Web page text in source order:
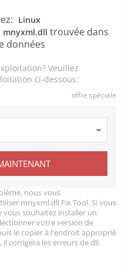
Linux
mnyxml.dll trouvée dans
données
Veuillez
ci-dessous:
offre spéciale
nous vous
mnyxml.dll Fix Tool. Si vous
vous souhaitez installer un
votre version de
le copier à l'endroit approprié
corrigera les erreurs de dll.